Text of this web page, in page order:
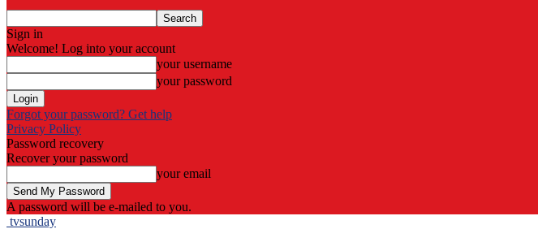
Sign in
Welcome! Log into your account
your username
your password
Forgot your password? Get help
Privacy Policy
Password recovery
Recover your password
your email
A password will be e-mailed to you.
tvsunday